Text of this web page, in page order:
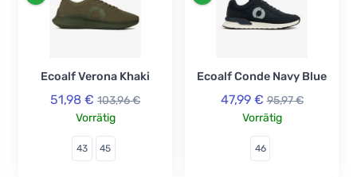
Ecoalf Verona Khaki
51,98 € 103,96 €
Vorrätig
43 45
Ecoalf Conde Navy Blue
47,99 € 95,97 €
Vorrätig
46